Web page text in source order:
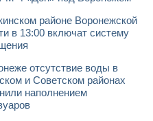
районе Воронежской
в 13:00 включат систему
отсутствие воды в
и Советском районах
наполнением